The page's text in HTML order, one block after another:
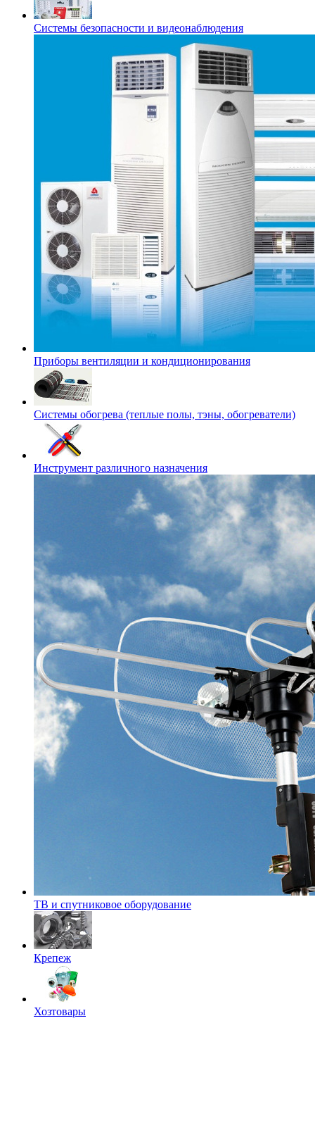
Системы безопасности и видеонаблюдения
Приборы вентиляции и кондиционирования
Системы обогрева (теплые полы, тэны, обогреватели)
Инструмент различного назначения
ТВ и спутниковое оборудование
Крепеж
Хозтовары